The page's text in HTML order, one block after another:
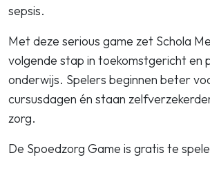
sepsis.
Met deze serious game zet Schola
volgende stap in toekomstgericht en
onderwijs. Spelers beginnen beter
cursusdagen én staan
zorg.
De Spoedzorg Game is gratis te